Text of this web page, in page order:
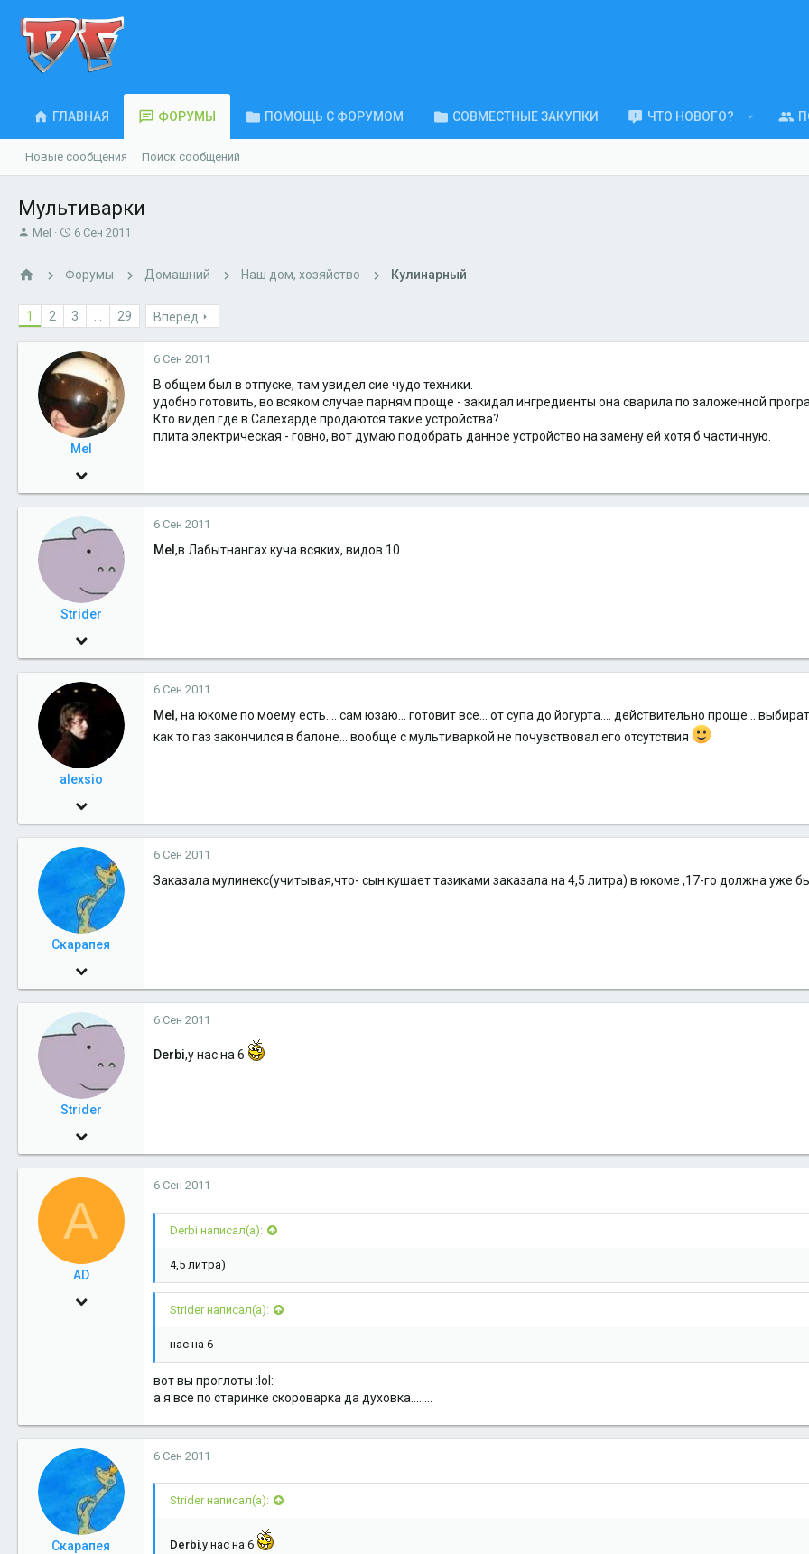
ГЛАВНАЯ ФОРУМЫ ПОМОЩЬ С ФОРУМОМ СОВМЕСТНЫЕ ЗАКУПКИ ЧТО НОВОГО?
Новые сообщения Поиск сообщений
Мультиварки
А
е
м
Mel
Д
а
а
ч
а
л
а
6 Сен 2011
Форумы Домашний Наш дом, хозяйство Кулинарный
1 2 3 ... 29 Вперёд
Mel
1 Июн 2009
2,485
38
6 Сен 2011
В общем был в отпуске, там увидел сие чудо техники.
удобно готовить, во всяком случае парням проще - закидал ингредиенты она сварила по заложенной
Кто видел где в Салехарде продаются такие устройства?
плита электрическая - говно, вот думаю подобрать данное устройство на замену ей хотя б частичную.
Strider
17 Дек 2009
7,401
36
ЗаОбыш
6 Сен 2011
Mel ,в Лабытнангах куча всяких, видов 10.
alexsio
17 Сен 2009
1,534
36
6 Сен 2011
Mel , на юкоме по моему есть.... сам юзаю... готовит все... от супа до йогурта.... действительно проще...
как то газ закончился в балоне... вообще с мультиваркой не почувствовал его отсутствия
Скарапея
30 Май 2009
13,229
36
6 Сен 2011
Заказала мулинекс(учитывая,что- сын кушает тазиками заказала на 4,5 литра) в юкоме ,17-го должна уже
Strider
17 Дек 2009
7,401
36
ЗаОбыш
6 Сен 2011
Derbi,у нас на 6
A
AD
30 Май 2009
6 Сен 2011
Derbi написал(а):
4,5 литра)
Strider написал(а):
нас на 6
вот вы проглоты :lol:
а я все по старинке скороварка да духовка........
Скарапея
6 Сен 2011
Strider написал(а):
Derbi,у нас на 6